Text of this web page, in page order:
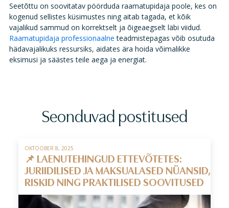
Seetõttu on soovitatav pöörduda raamatupidaja poole, kes on
kogenud sellistes küsimustes ning aitab tagada, et kõik
vajalikud sammud on korrektselt ja õigeaegselt läbi viidud.
Raamatupidaja professionaalne teadmistepagas võib osutuda
hädavajalikuks ressursiks, aidates ära hoida võimalikke
eksimusi ja säästes teile aega ja energiat.
Seonduvad postitused
OKTOOBER 8, 2025
📌 LAENUTEHINGUD ETTEVÕTETES:
JURIIDILISED JA MAKSUALASED NÜANSID,
RISKID NING PRAKTILISED SOOVITUSED